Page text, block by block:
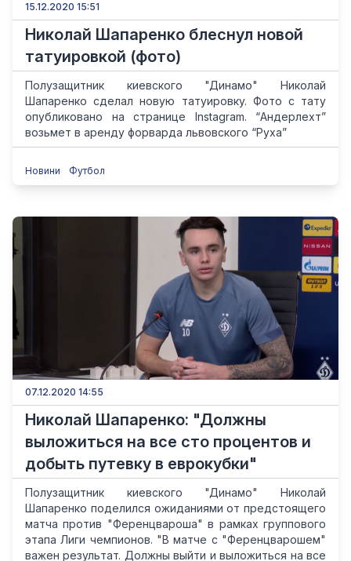
15.12.2020 15:51
Николай Шапаренко блеснул новой
татуировкой (фото)
Полузащитник киевского "Динамо" Николай
Шапаренко сделал новую татуировку. Фото с тату
опубликовано на странице Instagram. “Андерлехт”
возьмет в аренду форварда львовского “Руха”
Новини Футбол
07.12.2020 14:55
Николай Шапаренко: "Должны
выложиться на все сто процентов и
добыть путевку в еврокубки"
Полузащитник киевского "Динамо" Николай
Шапаренко поделился ожиданиями от предстоящего
матча против "Ференцвароша" в рамках группового
этапа Лиги чемпионов. "В матче с "Ференцварошем"
важен результат. Должны выйти и выложиться на все